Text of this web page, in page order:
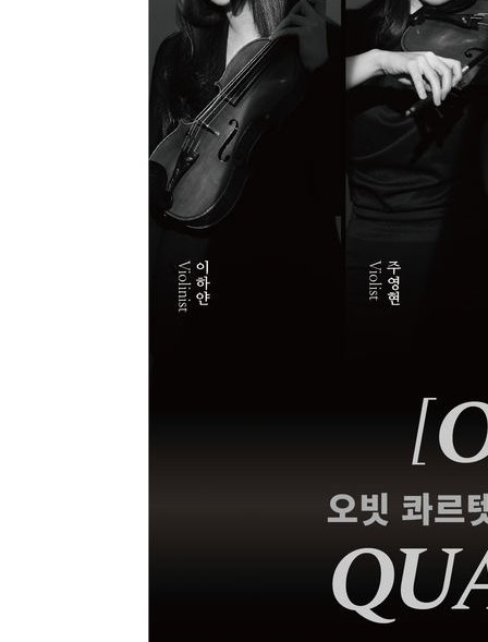
[속보]트럼프, 美 원정출산 금지 행정명령 서명
[속보] 뉴욕증시, 일제 하락 마감…나스닥 0.06%↓